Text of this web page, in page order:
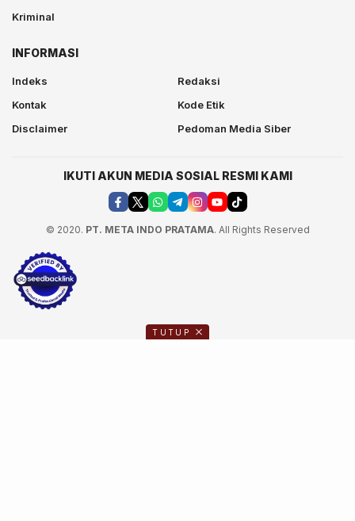
Kriminal
INFORMASI
Indeks
Redaksi
Kontak
Kode Etik
Disclaimer
Pedoman Media Siber
IKUTI AKUN MEDIA SOSIAL RESMI KAMI
© 2020. PT. META INDO PRATAMA. All Rights Reserved
TUTUP